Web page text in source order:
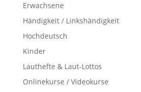
Erwachsene
Händigkeit / Linkshändigkeit
Hochdeutsch
Kinder
Lauthefte & Laut-Lottos
Onlinekurse / Videokurse